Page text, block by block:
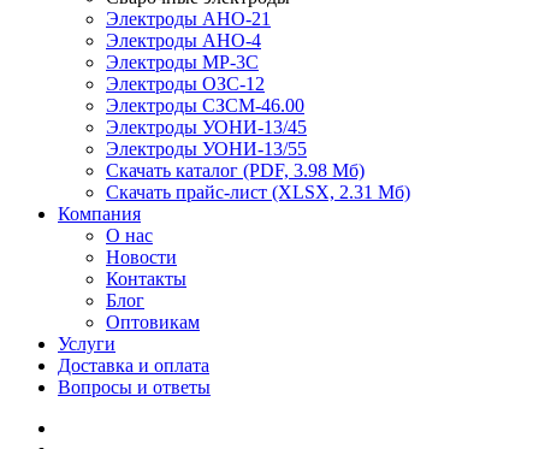
Электроды АНО-21
Электроды АНО-4
Электроды МР-3С
Электроды ОЗС-12
Электроды СЗСМ-46.00
Электроды УОНИ-13/45
Электроды УОНИ-13/55
Скачать каталог (PDF, 3.98 Мб)
Скачать прайс-лист (XLSX, 2.31 Мб)
Компания
О нас
Новости
Контакты
Блог
Оптовикам
Услуги
Доставка и оплата
Вопросы и ответы